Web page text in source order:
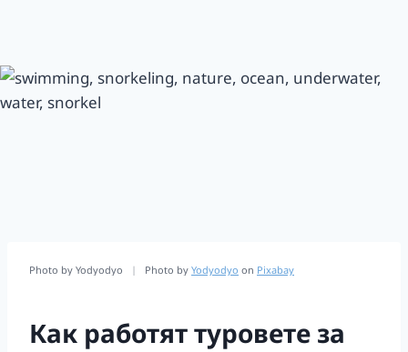
Photo by Yodyodyo | Photo by Yodyodyo on Pixabay
Как работят туровете за